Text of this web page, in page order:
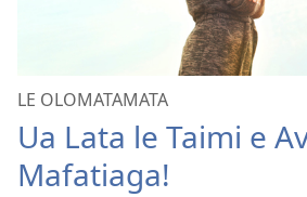
LE OLOMATAMATA
Ua Lata le Taimi e
Mafatiaga!